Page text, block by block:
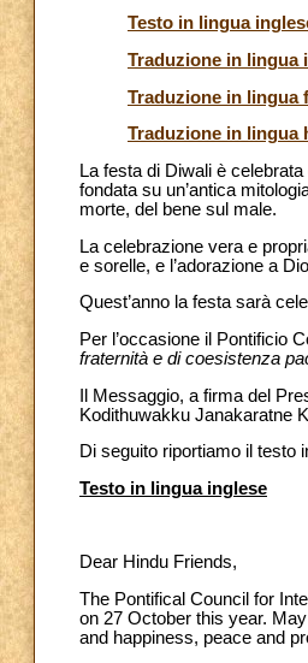
Testo in lingua
Traduzione in lingua
Traduzione in lingua
Traduzione in lingua
La festa di Diwali è
fondata su un’antica
morte, del bene sul male.
La celebrazione vera e
e sorelle, e l’adorazione a
Quest’anno la festa sarà
Per l’occasione il Pontificio
fraternità e di coesistenza
Il Messaggio, a firma del
Kodithuwakku Janakaratne
Di seguito riportiamo il testo
Testo in lingua inglese
Dear Hindu Friends,
The Pontifical Council for
on 27 October this year.
and happiness, peace and